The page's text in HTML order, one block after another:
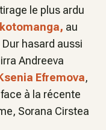
le plus ardu
au
hasard aussi
Andreeva
Efremova,
à la récente
Sorana Cirstea